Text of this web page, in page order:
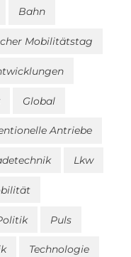
Bahn
Mobilitätstag
Global
Antriebe
Lkw
Puls
Technologie